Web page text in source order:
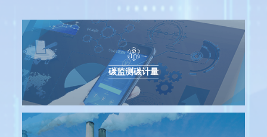
投资者问答
关于我们
企业简介
资质荣誉
联系我们
人才招聘
2025-09-29
国产质谱新突破！雪迪龙首台飞行时间二次离子质谱仪成功
中标
2026-01-06
雪迪龙两项技术装备入围工信部重大环保技术装备创新任务
揭榜挂帅名单
2026-01-27
空气质量新标准实施，雪迪龙助力各地持续打好污染防治攻
坚战
2026-03-10
雪迪龙荣获2025年度教育部科学研究优秀成果奖！
碳监测碳计量